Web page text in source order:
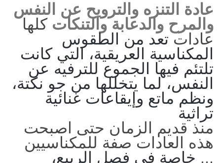
عادة التنزه والترويح عن النفس
والمرح والدعابة والتنكات كلها
عاداتتعد من الطقوس
المكناسية العريقية، التي كانت
تلتئم فيها الجموع للترفيه عن
النفس، لما يتخللها من جو نكتة،
ونظم ماتع وإيقاعات غنائية
تراثية
منذ قديم الزمان حتى اصبحت
هذه العادات صفة للمكناسيين
... خاصة في فصل الربيع،